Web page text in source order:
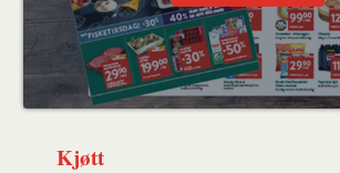
Kjøtt